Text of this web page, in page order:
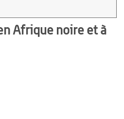
Afrique noire et à